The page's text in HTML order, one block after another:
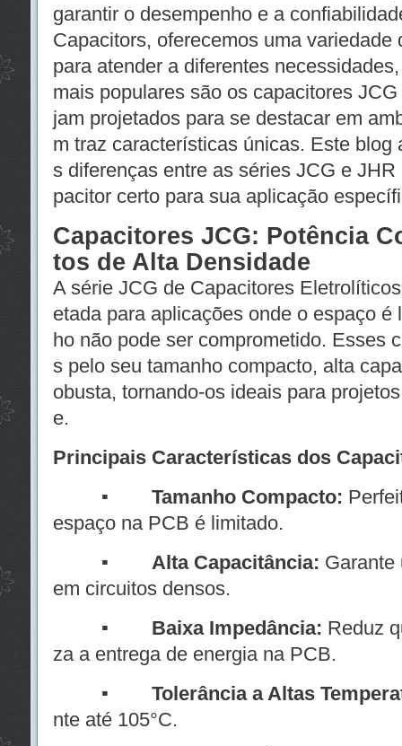
garantir o desempenho e a
Capacitors, oferecemos uma variedade
para atender a diferentes
mais populares são os capacitores
jam projetados para se destacar em
m traz características únicas. Este blog
s diferenças entre as séries JCG e
pacitor certo para sua aplicação
Capacitores JCG: Potência
tos de Alta Densidade
A série JCG de Capacitores
etada para aplicações onde o espaço é
ho não pode ser comprometido. Esses
s pelo seu tamanho compacto, alta
obusta, tornando-os ideais para
e.
Principais Características dos
▪ Tamanho Compacto:
espaço na PCB é limitado.
▪ Alta Capacitância: Garante
em circuitos densos.
▪ Baixa Impedância: Reduz
za a entrega de energia na PCB.
▪ Tolerância a Altas
nte até 105°C.